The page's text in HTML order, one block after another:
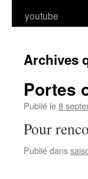
youtube
Archives
Portes
Publié le8
Pour
Publié dans